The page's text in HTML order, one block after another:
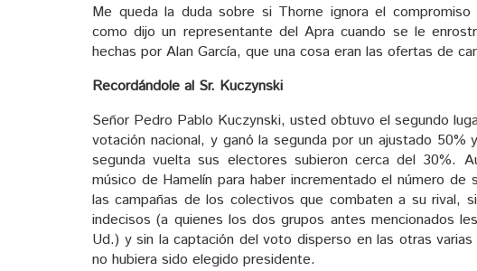
Me queda la duda sobre si Thorne ignora el
como dijo un representante del Apra cuando se le
hechas por Alan García, que una cosa eran las ofertas de
Recordándole al Sr. Kuczynski
Señor Pedro Pablo Kuczynski, usted obtuvo el segundo
votación nacional, y ganó la segunda por un ajustado
segunda vuelta sus electores subieron cerca del 30%.
músico de Hamelín para haber incrementado el número de
las campañas de los colectivos que combaten a su rival,
indecisos (a quienes los dos grupos antes mencionados
Ud.) y sin la captación del voto disperso en las otras
no hubiera sido elegido presidente.